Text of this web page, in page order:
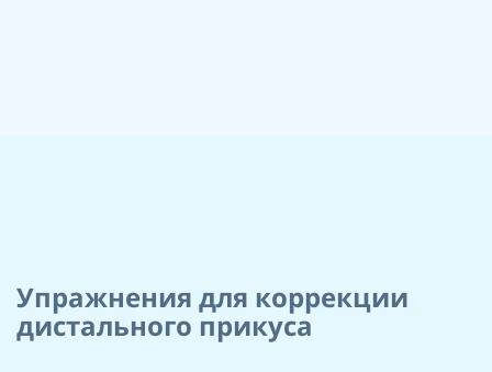
Упражнения для коррекции
дистального прикуса